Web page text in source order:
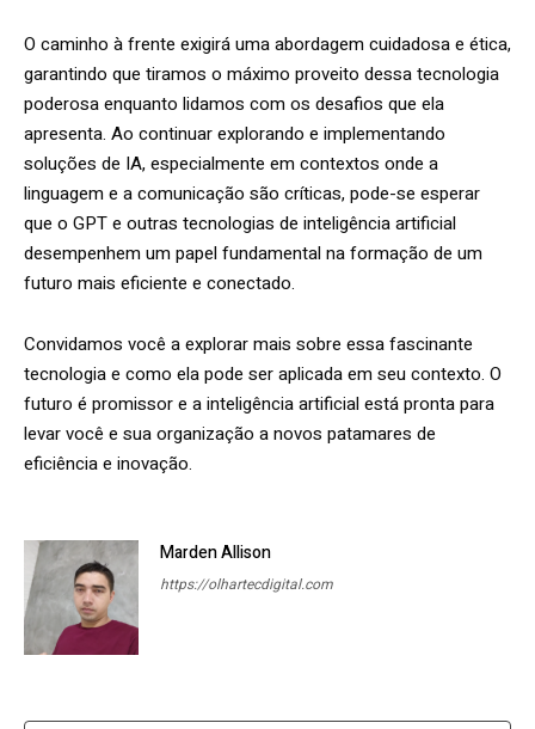
O caminho à frente exigirá uma abordagem cuidadosa e ética,
garantindo que tiramos o máximo proveito dessa tecnologia
poderosa enquanto lidamos com os desafios que ela
apresenta. Ao continuar explorando e implementando
soluções de IA, especialmente em contextos onde a
linguagem e a comunicação são críticas, pode-se esperar
que o GPT e outras tecnologias de inteligência artificial
desempenhem um papel fundamental na formação de um
futuro mais eficiente e conectado.
Convidamos você a explorar mais sobre essa fascinante
tecnologia e como ela pode ser aplicada em seu contexto. O
futuro é promissor e a inteligência artificial está pronta para
levar você e sua organização a novos patamares de
eficiência e inovação.
Marden Allison
https://olhartecdigital.com